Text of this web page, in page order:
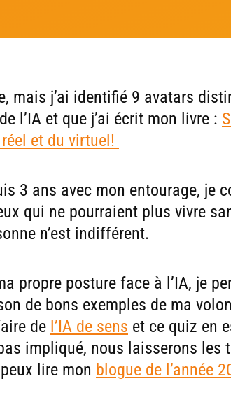
mais j’ai identifié 9 avatars
l’IA et que j’ai écrit mon livre :
et du virtuel !
3 ans avec mon entourage, je
qui ne pourraient plus vivre
n’est indifférent.
propre posture face à l’IA, je
de bons exemples de ma
de l’IA de sens et ce quiz en
impliqué, nous laisserons les
lire mon blogue de l’année